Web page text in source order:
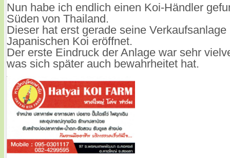
Nun habe ich endlich einen Koi-Händler
Süden von Thailand.
Dieser hat erst gerade seine Verkaufsanlage
Japanischen Koi eröffnet.
Der erste Eindruck der Anlage war sehr
was sich später auch bewahrheitet hat.